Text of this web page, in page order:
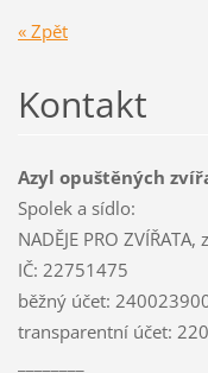
« Zpět
Kontakt
Azyl opuštěných
Spolek a sídlo:
NADĚJE PRO
IČ: 22751475
běžný účet:
transparentní účet: